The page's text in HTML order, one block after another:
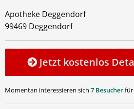
Apotheke Deggendorf
99469 Deggendorf
Jetzt kostenlos
Momentan interessieren sich 7 Besucherfür